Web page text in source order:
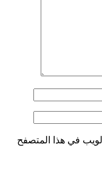
في هذا المتصفح